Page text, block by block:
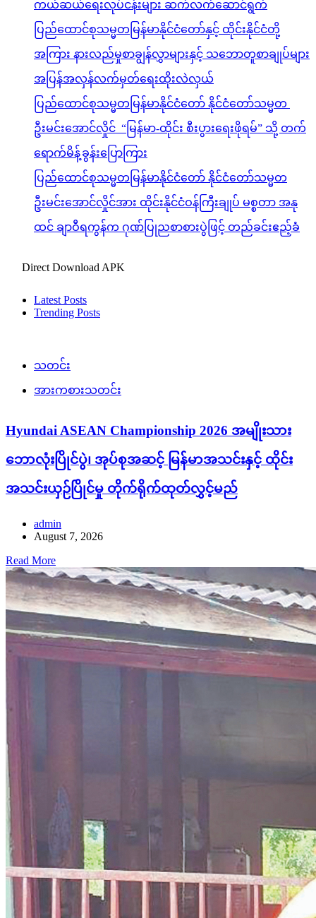
ကယ်ဆယ်ရေးလုပ်ငန်းများ ဆက်လက်ဆောင်ရွက်
ပြည်ထောင်စုသမ္မတမြန်မာနိုင်ငံတော်နှင့် ထိုင်းနိုင်ငံတို့
အကြား နားလည်မှုစာချွန်လွှာများနှင့် သဘောတူစာချုပ်များ
အပြန်အလှန်လက်မှတ်ရေးထိုးလဲလှယ်
ပြည်ထောင်စုသမ္မတမြန်မာနိုင်ငံတော် နိုင်ငံတော်သမ္မတ
ဦးမင်းအောင်လှိုင် “မြန်မာ-ထိုင်း စီးပွားရေးဖိုရမ်” သို့ တက်
ရောက်မိန့်ခွန်းပြောကြား
ပြည်ထောင်စုသမ္မတမြန်မာနိုင်ငံတော် နိုင်ငံတော်သမ္မတ
ဦးမင်းအောင်လှိုင်အား ထိုင်းနိုင်ငံဝန်ကြီးချုပ် မစ္စတာ အနု
ထင် ချာဝီရကွန်က ဂုဏ်ပြုညစာစားပွဲဖြင့် တည်ခင်းဧည့်ခံ
Direct Download APK
Latest Posts
Trending Posts
သတင်း
အားကစားသတင်း
Hyundai ASEAN Championship 2026 အမျိုးသား
ဘောလုံးပြိုင်ပွဲ၊ အုပ်စုအဆင့် မြန်မာအသင်းနှင့် ထိုင်း
အသင်းယှဉ်ပြိုင်မှု တိုက်ရိုက်ထုတ်လွှင့်မည်
admin
August 7, 2026
Read More